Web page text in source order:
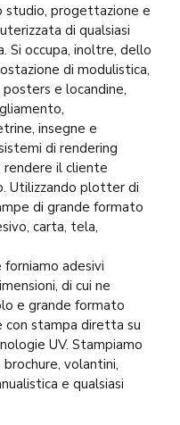
studio, progettazione e
di qualsiasi
Si occupa, inoltre, dello
di modulistica,
e locandine,
insegne e
di rendering
rendere il cliente
Utilizzando plotter di
di grande formato
carta, tela,
forniamo adesivi
di cui ne
e grande formato
con stampa diretta su
UV. Stampiamo
volantini,
e qualsiasi